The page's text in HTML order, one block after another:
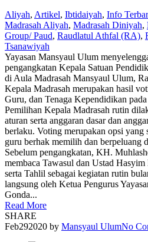
Aliyah, Artikel, Ibtidaiyah, Info
Madrasah Aliyah, Madrasah Diniyah,
Group/ Paud, Raudlatul Athfal (RA),
Tsanawiyah
Yayasan Mansyaul Ulum
pengangkatan Kepala Satuan
di Aula Madrasah Mansyaul Ulum,
Kepala Madrasah merupakan hasil
Guru, dan Tenaga Kependidikan
Pemilihan Kepala Madrasah rutin
aturan serta anggaran dasar dan
berlaku. Voting merupakan opsi yang
guru berhak memilih dan berpeluang
Sebelum pengangkatan, KH.
membaca Tawasul dan Ustad
serta Tahlil sebagai kegiatan rutin
langsung oleh Ketua Pengurus
Gonda...
Read More
SHARE
Feb292020 by Mansyaul UlumNo